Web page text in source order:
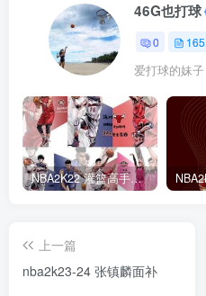
46G也打球
0 165
爱打球的妹
NBA2K22 灌篮高手面补合集
上一篇
nba2k23-24 张镇麟面补